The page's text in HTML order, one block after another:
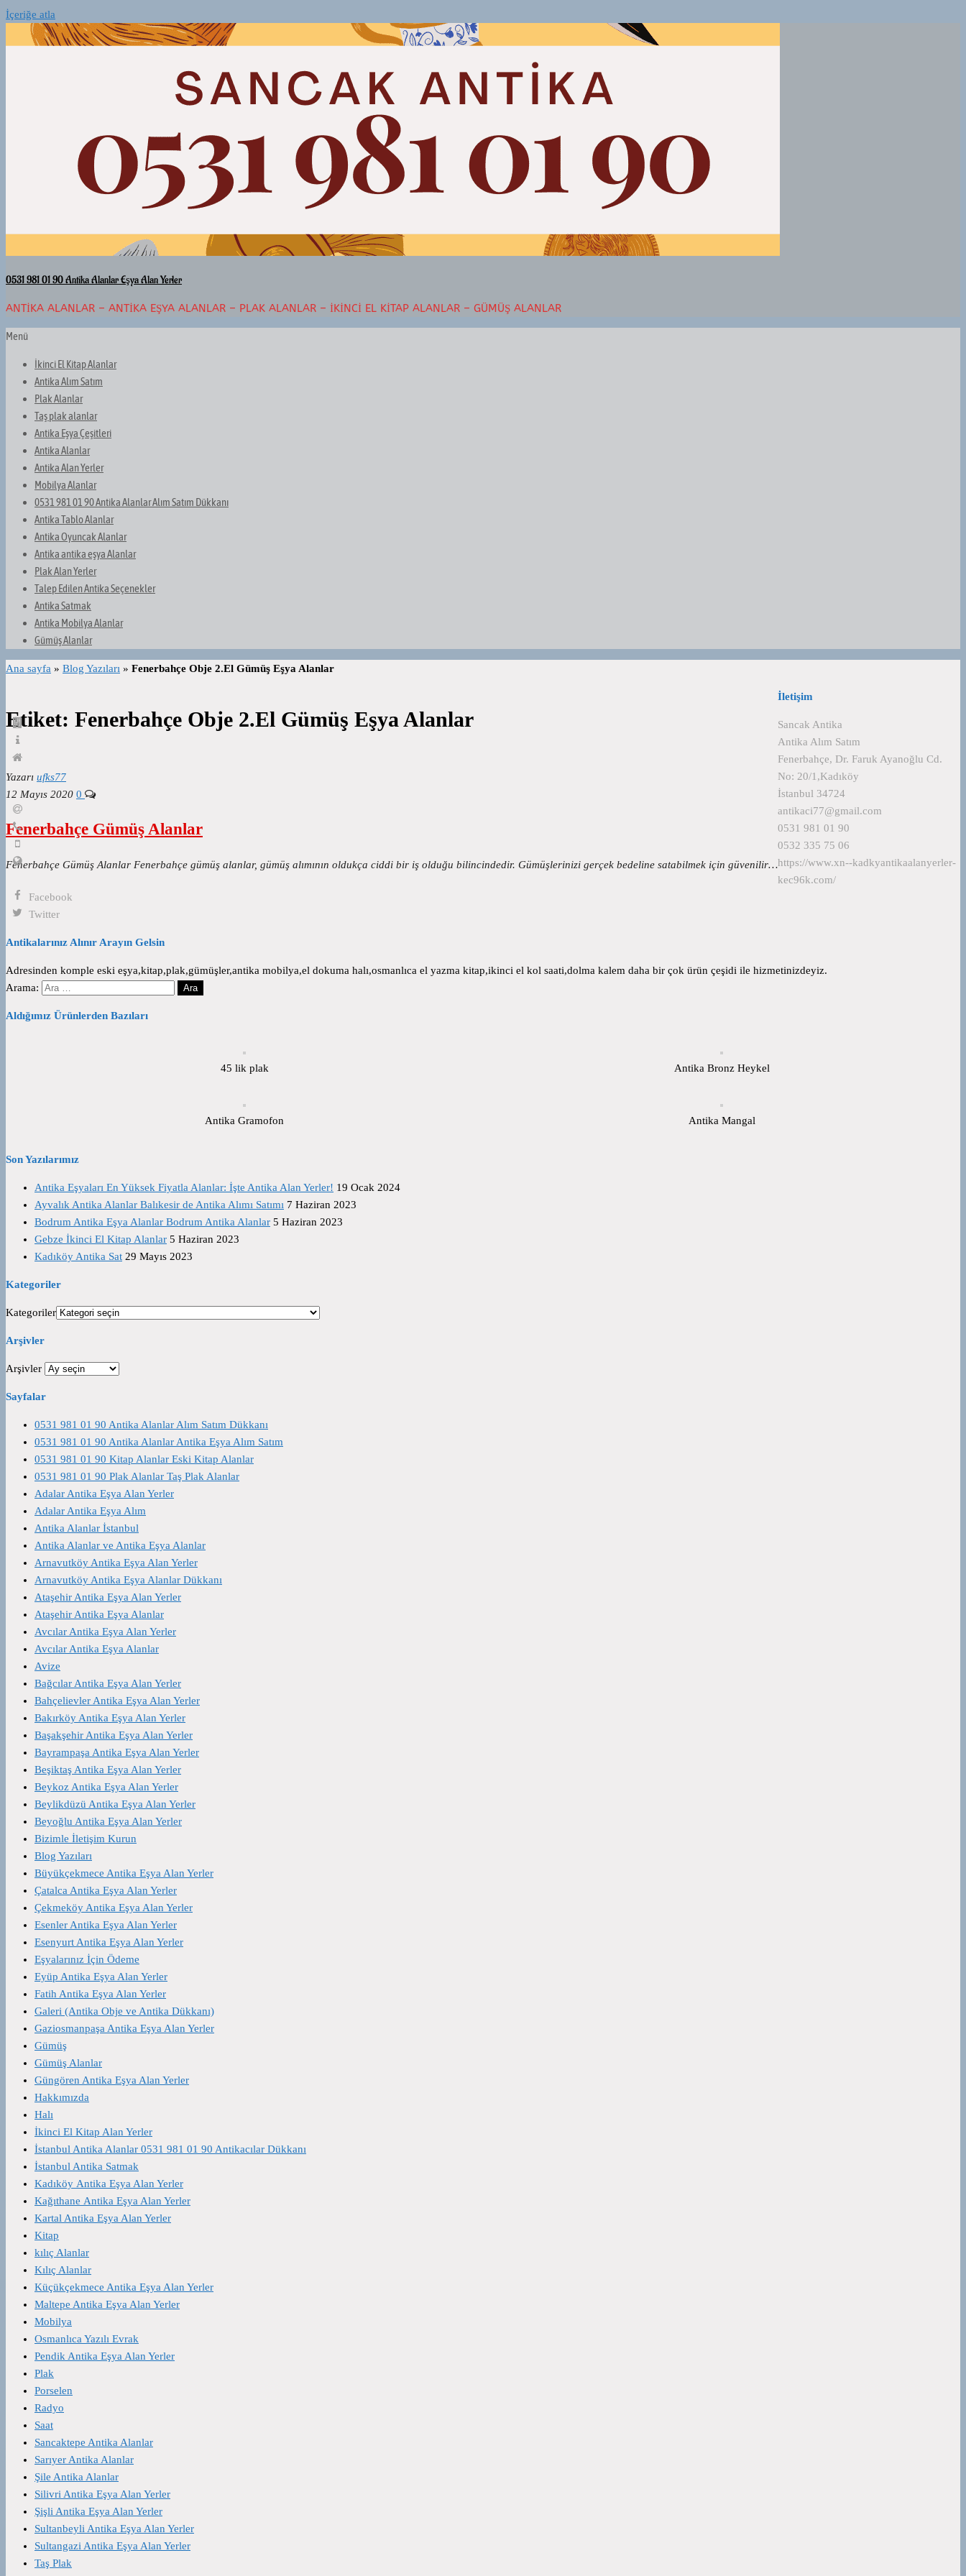
İçeriğe atla
0531 981 01 90 Antika Alanlar Eşya Alan Yerler
ANTIKA ALANLAR – ANTIKA EŞYA ALANLAR – PLAK ALANLAR – İKINCI EL KITAP ALANLAR – GÜMÜŞ ALANLAR
Menü
İkinci El Kitap Alanlar
Antika Alım Satım
Plak Alanlar
Taş plak alanlar
Antika Eşya Çeşitleri
Antika Alanlar
Antika Alan Yerler
Mobilya Alanlar
0531 981 01 90 Antika Alanlar Alım Satım Dükkanı
Antika Tablo Alanlar
Antika Oyuncak Alanlar
Antika antika eşya Alanlar
Plak Alan Yerler
Talep Edilen Antika Seçenekler
Antika Satmak
Antika Mobilya Alanlar
Gümüş Alanlar
Ana sayfa » Blog Yazıları » Fenerbahçe Obje 2.El Gümüş Eşya Alanlar
Etiket: Fenerbahçe Obje 2.El Gümüş Eşya Alanlar
Yazarı ufks77
12 Mayıs 2020 0
Fenerbahçe Gümüş Alanlar
Fenerbahçe Gümüş Alanlar Fenerbahçe gümüş alanlar, gümüş alımının oldukça ciddi bir iş olduğu bilincindedir. Gümüşlerinizi gerçek bedeline satabilmek için güvenilir…
İletişim
Sancak Antika
Antika Alım Satım
Fenerbahçe, Dr. Faruk Ayanoğlu Cd.
No: 20/1,Kadıköy
İstanbul 34724
antikaci77@gmail.com
0531 981 01 90
0532 335 75 06
https://www.xn--kadkyantikaalanyerler-
kec96k.com/
Facebook
Twitter
Antikalarınız Alınır Arayın Gelsin
Adresinden komple eski eşya,kitap,plak,gümüşler,antika mobilya,el dokuma halı,osmanlıca el yazma kitap,ikinci el kol saati,dolma kalem daha bir çok ürün çeşidi ile hizmetinizdeyiz.
Arama:
Aldığımız Ürünlerden Bazıları
45 lik plak Antika Bronz Heykel
Antika Gramofon Antika Mangal
Son Yazılarımız
Antika Eşyaları En Yüksek Fiyatla Alanlar: İşte Antika Alan Yerler! 19 Ocak 2024
Ayvalık Antika Alanlar Balıkesir de Antika Alımı Satımı 7 Haziran 2023
Bodrum Antika Eşya Alanlar Bodrum Antika Alanlar 5 Haziran 2023
Gebze İkinci El Kitap Alanlar 5 Haziran 2023
Kadıköy Antika Sat 29 Mayıs 2023
Kategoriler
Kategoriler
Arşivler
Arşivler
Sayfalar
0531 981 01 90 Antika Alanlar Alım Satım Dükkanı
0531 981 01 90 Antika Alanlar Antika Eşya Alım Satım
0531 981 01 90 Kitap Alanlar Eski Kitap Alanlar
0531 981 01 90 Plak Alanlar Taş Plak Alanlar
Adalar Antika Eşya Alan Yerler
Adalar Antika Eşya Alım
Antika Alanlar İstanbul
Antika Alanlar ve Antika Eşya Alanlar
Arnavutköy Antika Eşya Alan Yerler
Arnavutköy Antika Eşya Alanlar Dükkanı
Ataşehir Antika Eşya Alan Yerler
Ataşehir Antika Eşya Alanlar
Avcılar Antika Eşya Alan Yerler
Avcılar Antika Eşya Alanlar
Avize
Bağcılar Antika Eşya Alan Yerler
Bahçelievler Antika Eşya Alan Yerler
Bakırköy Antika Eşya Alan Yerler
Başakşehir Antika Eşya Alan Yerler
Bayrampaşa Antika Eşya Alan Yerler
Beşiktaş Antika Eşya Alan Yerler
Beykoz Antika Eşya Alan Yerler
Beylikdüzü Antika Eşya Alan Yerler
Beyoğlu Antika Eşya Alan Yerler
Bizimle İletişim Kurun
Blog Yazıları
Büyükçekmece Antika Eşya Alan Yerler
Çatalca Antika Eşya Alan Yerler
Çekmeköy Antika Eşya Alan Yerler
Esenler Antika Eşya Alan Yerler
Esenyurt Antika Eşya Alan Yerler
Eşyalarınız İçin Ödeme
Eyüp Antika Eşya Alan Yerler
Fatih Antika Eşya Alan Yerler
Galeri (Antika Obje ve Antika Dükkanı)
Gaziosmanpaşa Antika Eşya Alan Yerler
Gümüş
Gümüş Alanlar
Güngören Antika Eşya Alan Yerler
Hakkımızda
Halı
İkinci El Kitap Alan Yerler
İstanbul Antika Alanlar 0531 981 01 90 Antikacılar Dükkanı
İstanbul Antika Satmak
Kadıköy Antika Eşya Alan Yerler
Kağıthane Antika Eşya Alan Yerler
Kartal Antika Eşya Alan Yerler
Kitap
kılıç Alanlar
Kılıç Alanlar
Küçükçekmece Antika Eşya Alan Yerler
Maltepe Antika Eşya Alan Yerler
Mobilya
Osmanlıca Yazılı Evrak
Pendik Antika Eşya Alan Yerler
Plak
Porselen
Radyo
Saat
Sancaktepe Antika Alanlar
Sarıyer Antika Alanlar
Şile Antika Alanlar
Silivri Antika Eşya Alan Yerler
Şişli Antika Eşya Alan Yerler
Sultanbeyli Antika Eşya Alan Yerler
Sultangazi Antika Eşya Alan Yerler
Taş Plak